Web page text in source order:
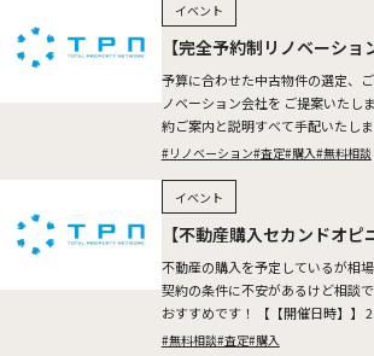
【完全予約制リノベーショ
予算に合わせた中古物件の選定、
ノベーション会社を ご提案いたし
約ご案内と説明すべて手配いたし
時】】 2024.10.26(Sat)～27(Sun)
#リノベーション#査定#購入#無料相談
イベント
【不動産購入セカンドオピ
不動産の購入を予定しているが相
契約の条件に不安があるけど相談
おすすめです！ 【【開催日時】】
20(Sun) ※所要時間：1時間半～2時
#無料相談#査定#購入
イベント